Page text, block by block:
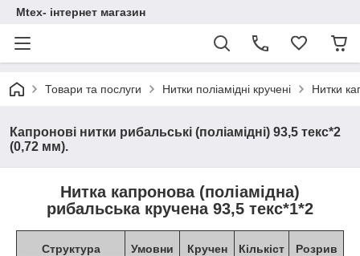
Mtex- інтернет магазин
Товари та послуги Нитки поліамідні кручені Нитки
Капронові нитки рибальські (поліамідні) 93,5 текс*2
(0,72 мм).
Нитка капронова (поліамідна)
рибальська кручена 93,5 текс*1*2
Структура
Умовни
Кручен
Кількіст
Розрив